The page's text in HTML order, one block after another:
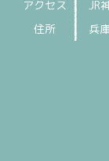
アクセス
JR
住所
兵